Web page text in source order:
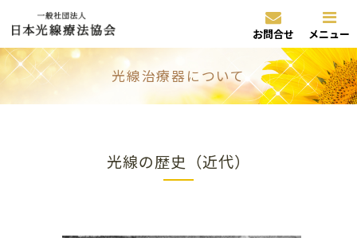
メニュー
お問合せ
光線治療器について
光線の歴史（近代）